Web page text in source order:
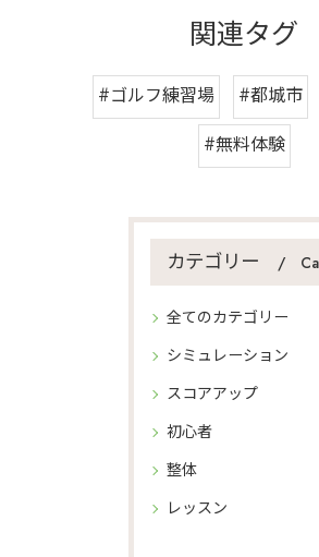
関連タグ
#ゴルフ練習場 #都城市
#無料体験
カテゴリー
全てのカテゴリー
シミュレーション
スコアアップ
初心者
整体
レッスン